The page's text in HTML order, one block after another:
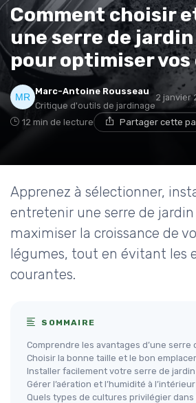
Comment choisir
une serre de
pour optimiser
Marc-Antoine Rousseau
Critique d'outils de jardinage
2 janvier
12 min de lecture Partager cette
Apprenez à sélectionner,
entretenir une serre de
maximiser la croissance de
légumes, tout en évitant les
courantes.
SOMMAIRE
Comprendre les avantages d’une serre
Choisir la bonne taille et le bon
Installer facilement votre serre de
Gérer l’aération et l’humidité à
Quels types de cultures privilégier